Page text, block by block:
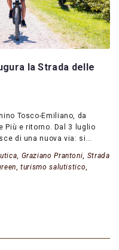
la Strada delle
Tosco-Emiliano, da
Più e ritorno. Dal 3 luglio
di una nuova via: si…
, Graziano Prantoni, Strada
,turismo salutistico,